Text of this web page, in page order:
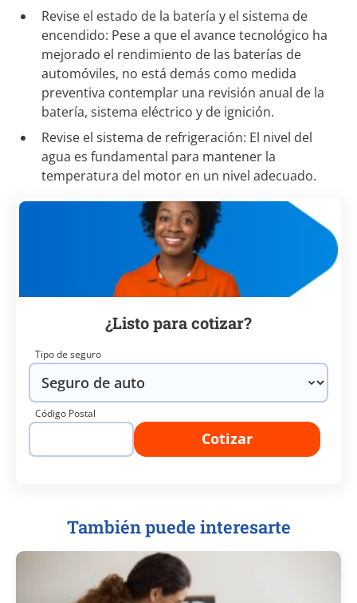
Revise el estado de la batería y el sistema de
encendido: Pese a que el avance tecnológico ha
mejorado el rendimiento de las baterías de
automóviles, no está demás como medida
preventiva contemplar una revisión anual de la
batería, sistema eléctrico y de ignición.
Revise el sistema de refrigeración: El nivel del
agua es fundamental para mantener la
temperatura del motor en un nivel adecuado.
¿Listo para cotizar?
Tipo de seguro
Código Postal
Cotizar
También puede interesarte